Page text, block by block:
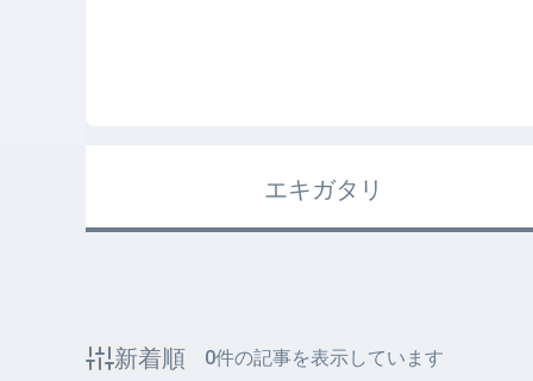
エキガタリ
新着順 0件の記事を表示しています